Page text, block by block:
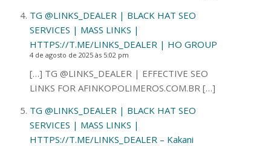
TG @LINKS_DEALER | BLACK HAT SEO
SERVICES | MASS LINKS |
HTTPS://T.ME/LINKS_DEALER | HO GROUP
4 de agosto de 2025 às 5:02 pm
[…] TG @LINKS_DEALER | EFFECTIVE SEO
LINKS FOR AFINKOPOLIMEROS.COM.BR […]
TG @LINKS_DEALER | BLACK HAT SEO
SERVICES | MASS LINKS |
HTTPS://T.ME/LINKS_DEALER – Kakani